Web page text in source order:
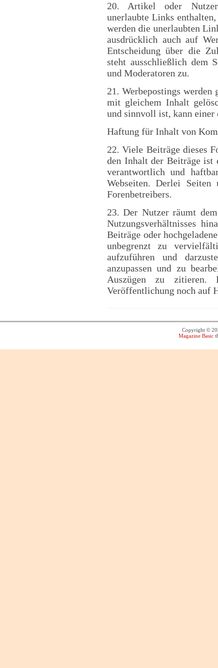
20. Artikel oder
unerlaubte Links
werden die unerlaubten
ausdrücklich auch auf
Entscheidung über die
steht ausschließlich dem
und Moderatoren zu.
21. Werbepostings werden
mit gleichem Inhalt
und sinnvoll ist, kann einer
Haftung für Inhalt von
22. Viele Beiträge dieses
den Inhalt der Beiträge ist
verantwortlich und
Webseiten. Derlei Seiten
Forenbetreibers.
23. Der Nutzer räumt
Nutzungsverhältnisses
Beiträge oder
unbegrenzt zu
aufzuführen und
anzupassen und zu
Auszügen zu zitieren.
Veröffentlichung noch auf
Copyright ©
Magazine Basic